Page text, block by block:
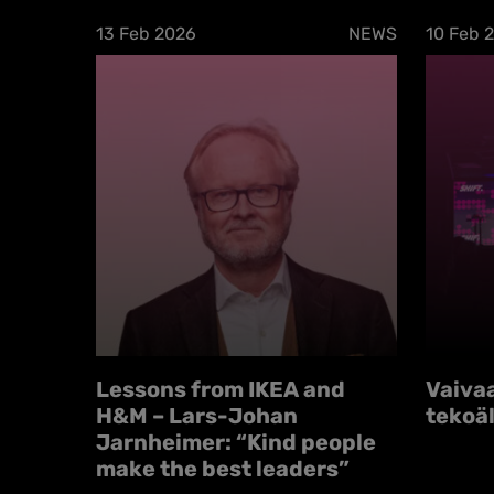
13 Feb 2026 NEWS
Lessons from IKEA and
H&M – Lars-Johan
Jarnheimer: “Kind people
make the best leaders”
10 Feb